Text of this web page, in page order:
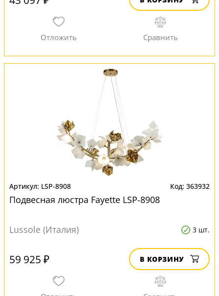
LSP-8908 363932
Подвесная люстра Fayette LSP-8908
Lussole (Италия) 3 шт.
59 925 ₽ В КОРЗИНУ